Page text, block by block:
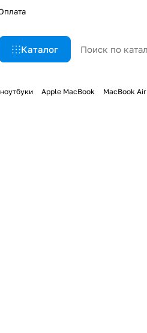
Каталог
Apple MacBook MacBook Air